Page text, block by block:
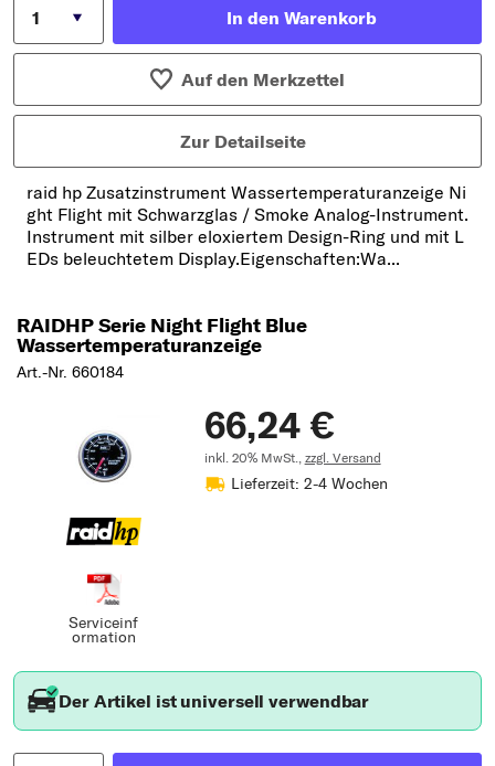
In den Warenkorb
Auf den Merkzettel
Zur Detailseite
raid hp Zusatzinstrument Wassertemperaturanzeige Ni
ght Flight mit Schwarzglas / Smoke Analog-Instrument.
Instrument mit silber eloxiertem Design-Ring und mit L
EDs beleuchtetem Display.Eigenschaften:Wa...
RAIDHP Serie Night Flight Blue
Wassertemperaturanzeige
Art.-Nr. 660184
Serviceinf
ormation
66,24 €
inkl. 20% MwSt., zzgl. Versand
Lieferzeit: 2-4 Wochen
Der Artikel ist universell verwendbar